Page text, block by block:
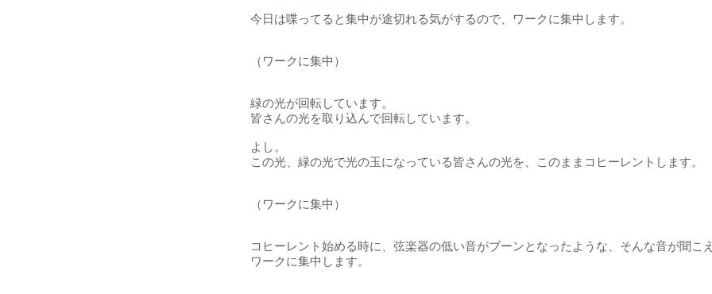
今日は喋ってると集中が途切れる気がするので、ワークに集中します。
（ワークに集中）
緑の光が回転しています。
皆さんの光を取り込んで回転しています。
よし。
この光、緑の光で光の玉になっている皆さんの光を、このままコヒーレントします。
（ワークに集中）
コヒーレント始める時に、弦楽器の低い音がブーンとなったような、そんな音が聞こ
ワークに集中します。